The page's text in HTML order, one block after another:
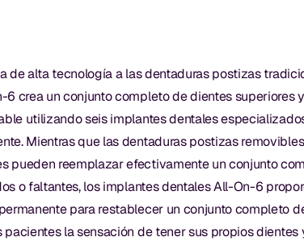
de alta tecnología a las dentaduras postizas
6 crea un conjunto completo de dientes superiores
utilizando seis implantes dentales
Mientras que las dentaduras postizas removibles
pueden reemplazar efectivamente un conjunto
o faltantes, los implantes dentales All-On-6
para restablecer un conjunto completo
pacientes la sensación de tener sus propios dientes